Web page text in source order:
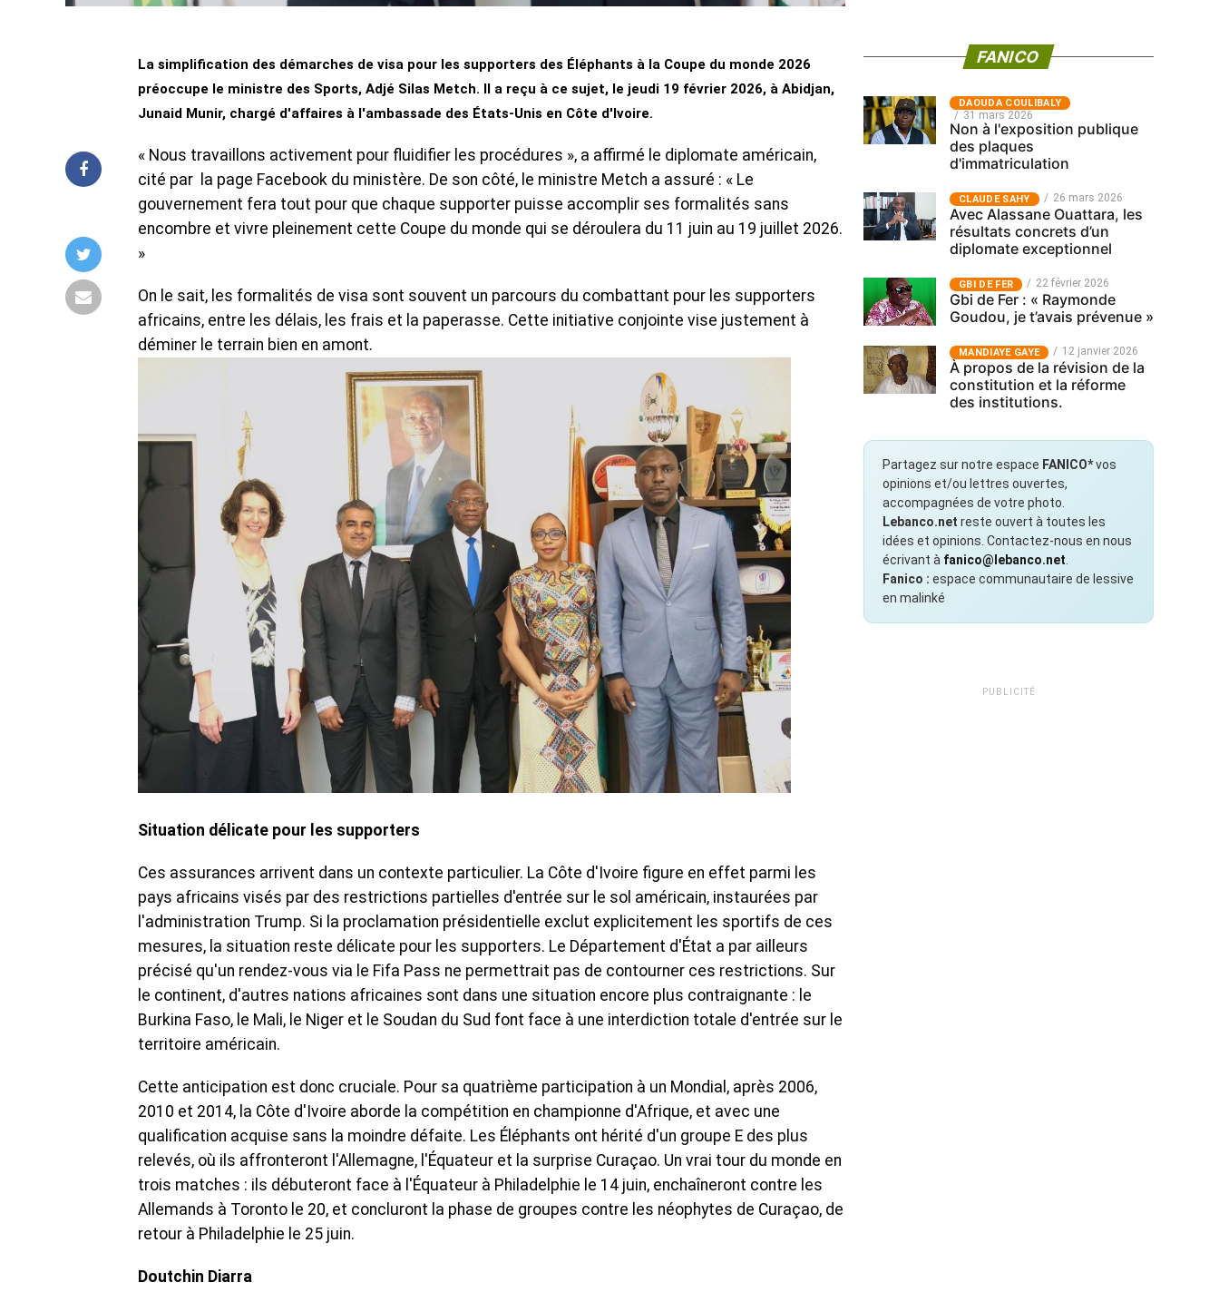
La simplification des démarches de visa pour les supporters des Éléphants à la Coupe du monde 2026
préoccupe le ministre des Sports, Adjé Silas Metch. Il a reçu à ce sujet, le jeudi 19 février 2026, à Abidjan,
Junaid Munir, chargé d'affaires à l'ambassade des États-Unis en Côte d'Ivoire.
« Nous travaillons activement pour fluidifier les procédures », a affirmé le diplomate américain,
cité par la page Facebook du ministère. De son côté, le ministre Metch a assuré : « Le
gouvernement fera tout pour que chaque supporter puisse accomplir ses formalités sans
encombre et vivre pleinement cette Coupe du monde qui se déroulera du 11 juin au 19 juillet 2026.
»
On le sait, les formalités de visa sont souvent un parcours du combattant pour les supporters
africains, entre les délais, les frais et la paperasse. Cette initiative conjointe vise justement à
déminer le terrain bien en amont.
Situation délicate pour les supporters
Ces assurances arrivent dans un contexte particulier. La Côte d'Ivoire figure en effet parmi les
pays africains visés par des restrictions partielles d'entrée sur le sol américain, instaurées par
l'administration Trump. Si la proclamation présidentielle exclut explicitement les sportifs de ces
mesures, la situation reste délicate pour les supporters. Le Département d'État a par ailleurs
précisé qu'un rendez-vous via le Fifa Pass ne permettrait pas de contourner ces restrictions. Sur
le continent, d'autres nations africaines sont dans une situation encore plus contraignante : le
Burkina Faso, le Mali, le Niger et le Soudan du Sud font face à une interdiction totale d'entrée sur le
territoire américain.
Cette anticipation est donc cruciale. Pour sa quatrième participation à un Mondial, après 2006,
2010 et 2014, la Côte d'Ivoire aborde la compétition en championne d'Afrique, et avec une
qualification acquise sans la moindre défaite. Les Éléphants ont hérité d'un groupe E des plus
relevés, où ils affronteront l'Allemagne, l'Équateur et la surprise Curaçao. Un vrai tour du monde en
trois matches : ils débuteront face à l'Équateur à Philadelphie le 14 juin, enchaîneront contre les
Allemands à Toronto le 20, et concluront la phase de groupes contre les néophytes de Curaçao, de
retour à Philadelphie le 25 juin.
Doutchin Diarra
FANICO
‎DAOUDA COULIBALY
31 mars 2026
Non à l'exposition publique
des plaques
d'immatriculation
CLAUDE SAHY 26 mars 2026
Avec Alassane Ouattara, les
résultats concrets d’un
diplomate exceptionnel
GBI DE FER 22 février 2026
Gbi de Fer : « Raymonde
Goudou, je t’avais prévenue »
MANDIAYE GAYE 12 janvier 2026
À propos de la révision de la
constitution et la réforme
des institutions.
Partagez sur notre espace FANICO*vos
opinions et/ou lettres ouvertes,
accompagnées de votre photo.
Lebanco.net reste ouvert à toutes les
idées et opinions. Contactez-nous en nous
écrivant à fanico@lebanco.net
Fanico : espace communautaire de lessive
en malinké
PUBLICITÉ